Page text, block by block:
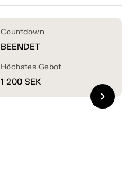
Countdown
BEENDET
Höchstes Gebot
1 200 SEK
chevron_right